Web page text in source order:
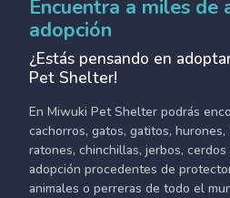
Encuentra a miles de
adopción
¿Estás pensando en
Pet Shelter!
En Miwuki Pet Shelter podrás
cachorros, gatos, gatitos, hurones,
ratones, chinchillas, jerbos, cerdos
adopción procedentes de
animales o perreras de todo el